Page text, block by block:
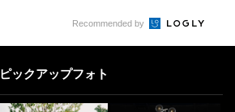
Recommended by
ピックアップフォト